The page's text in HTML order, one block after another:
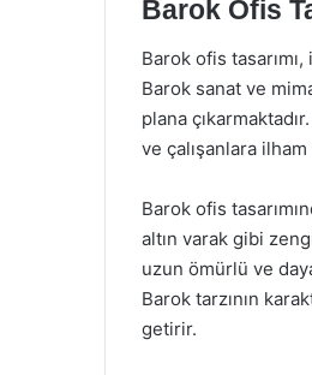
Barok Ofis
Barok ofis
Barok sanat ve
plana
ve çalışanlara
Barok ofis
altın varak gibi
uzun ömürlü ve
Barok tarzının
getirir.